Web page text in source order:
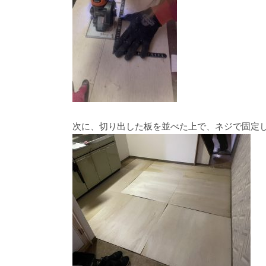
次に、切り出した板を並べた上で、ネジで固定